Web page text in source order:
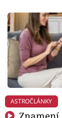
ASTROČLÁNKY